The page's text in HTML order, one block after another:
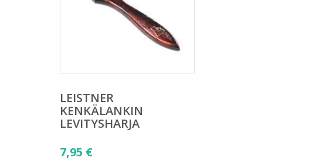
LEISTNER
KENKÄLANKIN
LEVITYSHARJA
7,95 €